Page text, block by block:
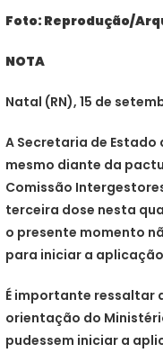
Foto: Reprodução/
NOTA
Natal (RN), 15 de
A Secretaria de Estado
mesmo diante da
Comissão
terceira dose nesta
o presente momento
para iniciar a
É importante ressaltar
orientação do
pudessem iniciar a